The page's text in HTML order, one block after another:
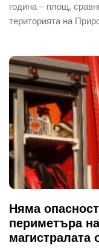
година – площ,
територията на
Няма
периметъра
магистралата